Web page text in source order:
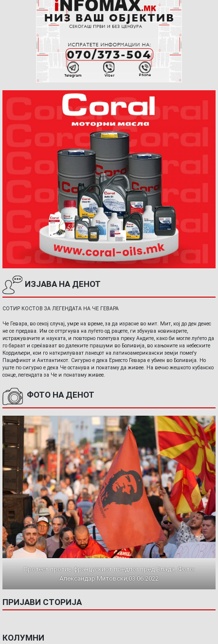
ИЗЈАВА НА ДЕНОТ
СОТИР КОСТОВ ЗА ЛЕГЕНДАТА НА ЧЕ ГЕВАРА
Че Гевара, во секој случај, умре на време, за да израсне во мит. Мит, кој до ден денес
не се предава. Им се оттргнува на луѓето од рацете, ги збунува новинарите,
истражувачите и науката, и повторно полетува преку Андите, како би могле луѓето да
го бараат и среќаваат во далеките прашуми во Боливија, во кањоните на небеските
Кордиљери, кои го наткрилуваат ланецот на латиноамерикански земји помеѓу
Пацификот и Антлантикот. Сигурно е дека Ернесто Гевара е убиен во Боливија. Но
уште по сигурно е дека Че останува и понатаму да живее. На вечно жешкото кубанско
сонце, легендата за Че и понатаму живее.
ФОТО НА ДЕНОТ
Протест против францускиот предлог пред Влада. Фото:
Александар Митовски,03.06.2022
ПРИЈАВИ СТОРИЈА
КОЛУМНИ